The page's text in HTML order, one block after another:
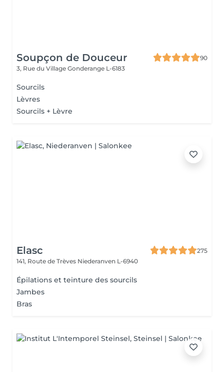
Soupçon de Douceur
90
3, Rue du Village Gonderange L-6183
Sourcils
Lèvres
Sourcils + Lèvre
Elasc
275
141, Route de Trèves Niederanven L-6940
Épilations et teinture des sourcils
Jambes
Bras